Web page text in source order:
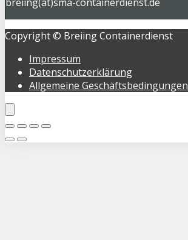
Copyright © Breiing Containerdienst
Impressum
Datenschutzerklärung
Allgemeine Geschäftsbedingungen